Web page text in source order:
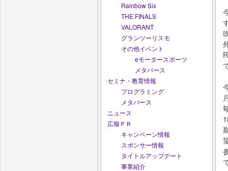
Rainbow Six
THE FINALS
VALORANT
グランツーリスモ
その他イベント
eモータースポーツ
メタバース
セミナ・教育情報
プログラミング
メタバース
ニュース
広報ＰＲ
キャンペーン情報
スポンサー情報
タイトルアップデート
事業紹介